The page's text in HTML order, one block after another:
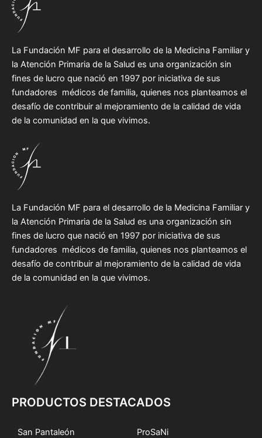
La Fundación MF para el desarrollo de la Medicina Familiar y
la Atención Primaria de la Salud es una organización sin
fines de lucro que nació en 1997 por iniciativa de sus
fundadores médicos de familia, quienes nos planteamos el
desafío de contribuir al mejoramiento de la calidad de vida
de la comunidad en la que vivimos.
La Fundación MF para el desarrollo de la Medicina Familiar y
la Atención Primaria de la Salud es una organización sin
fines de lucro que nació en 1997 por iniciativa de sus
fundadores médicos de familia, quienes nos planteamos el
desafío de contribuir al mejoramiento de la calidad de vida
de la comunidad en la que vivimos.
PRODUCTOS DESTACADOS
San Pantaleón
ProSaNi